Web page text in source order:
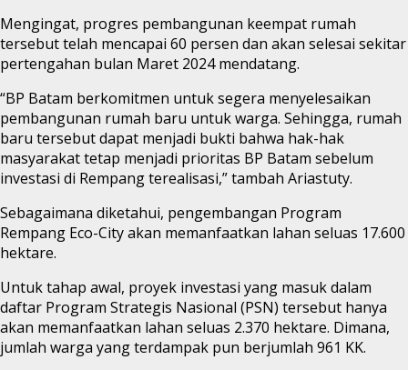
Mengingat, progres pembangunan keempat rumah
tersebut telah mencapai 60 persen dan akan selesai sekitar
pertengahan bulan Maret 2024 mendatang.
“BP Batam berkomitmen untuk segera menyelesaikan
pembangunan rumah baru untuk warga. Sehingga, rumah
baru tersebut dapat menjadi bukti bahwa hak-hak
masyarakat tetap menjadi prioritas BP Batam sebelum
investasi di Rempang terealisasi,” tambah Ariastuty.
Sebagaimana diketahui, pengembangan Program
Rempang Eco-City akan memanfaatkan lahan seluas 17.600
hektare.
Untuk tahap awal, proyek investasi yang masuk dalam
daftar Program Strategis Nasional (PSN) tersebut hanya
akan memanfaatkan lahan seluas 2.370 hektare. Dimana,
jumlah warga yang terdampak pun berjumlah 961 KK.